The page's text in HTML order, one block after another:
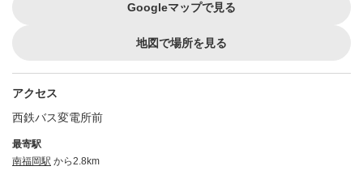
Googleマップで見る
地図で場所を見る
アクセス
西鉄バス変電所前
最寄駅
南福岡駅 から2.8km